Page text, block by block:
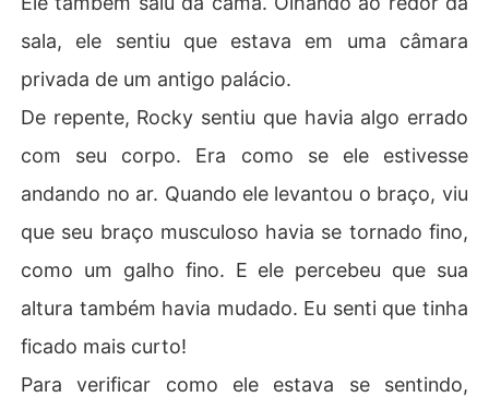
sala, ele sentiu que estava em uma câmara
privada de um antigo palácio.
De repente, Rocky sentiu que havia algo errado
com seu corpo. Era como se ele estivesse
andando no ar. Quando ele levantou o braço, viu
que seu braço musculoso havia se tornado fino,
como um galho fino. E ele percebeu que sua
altura também havia mudado. Eu senti que tinha
ficado mais curto!
Para verificar como ele estava se sentindo,